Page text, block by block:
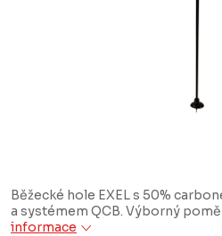
Běžecké hole EXEL s 50%
a systémem QCB. Výborný
informace